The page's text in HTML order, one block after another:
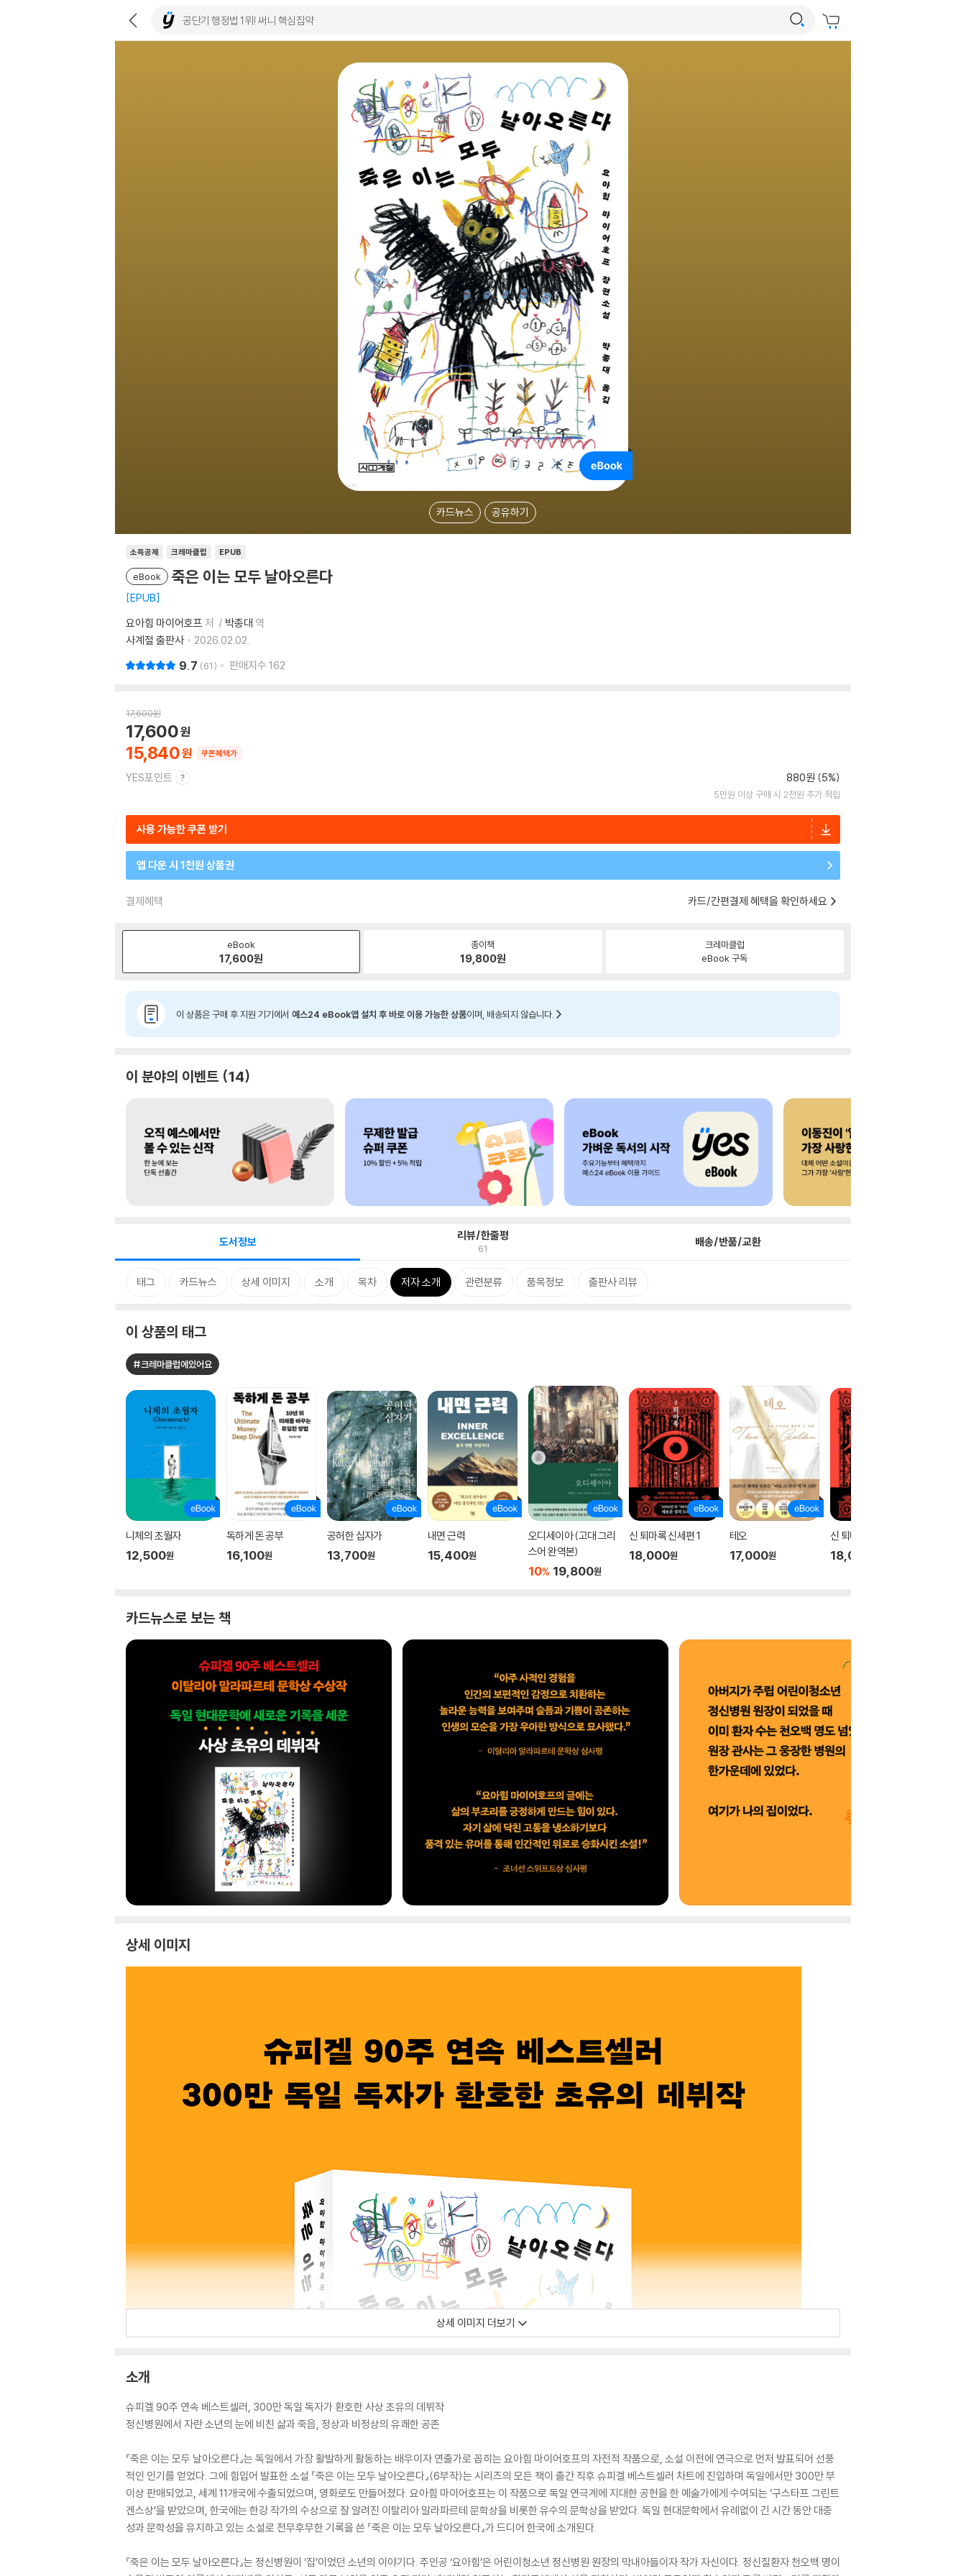
카드뉴스 공유하기
소득공제 크레마클럽 EPUB
eBook 죽은 이는 모두 날아오른다
EPUB
요아힘 마이어호프 저 박종대 역
사계절 출판사
2026.02.02.
9.7 61 판매지수 162
17,600원
15,840
17,600
쿠폰혜택가
YES포인트 880원 (5%)
5만원 이상 구매 시 2천원 추가 적립
사용 가능한 쿠폰 받기
앱 다운 시 1천원 상품권
결제혜택 카드/간편결제 혜택을 확인하세요
eBook
17,600원
종이책
19,800원
크레마클럽
eBook 구독
이 상품은 구매 후 지원 기기에서 예스24 eBook앱 설치 후 바로 이용 가능한 상품이며, 배송되지 않습니다.
이 분야의 이벤트 14
도서정보 리뷰/한줄평
61 배송/반품/교환
태그 카드뉴스 상세 이미지 소개 목차 저자 소개 관련분류 품목정보 출판사 리뷰
이 상품의 태그
#크레마클럽에있어요
니체의 초월자
12,500원
독하게 돈 공부
16,100원
공허한 십자가
13,700원
내면 근력
15,400원
오디세이아 (고대 그리
스어 완역본)
10% 19,800원
신 퇴마록 신세편 1
18,000원
테오
17,000원
신 퇴마록 신세편 3
18,000
카드뉴스로 보는 책
상세 이미지
상세 이미지 더보기
소개
슈피겔 90주 연속 베스트셀러, 300만 독일 독자가 환호한 사상 초유의 데뷔작
정신병원에서 자란 소년의 눈에 비친 삶과 죽음, 정상과 비정상의 유쾌한 공존
『죽은 이는 모두 날아오른다』는 독일에서 가장 활발하게 활동하는 배우이자 연출가로 꼽히는 요아힘 마이어호프의 자전적 작품으로, 소설 이전에 연극으로 먼저 발표되어 선풍
적인 인기를 얻었다. 그에 힘입어 발표한 소설 『죽은 이는 모두 날아오른다』(6부작)는 시리즈의 모든 책이 출간 직후 슈피겔 베스트셀러 차트에 진입하며 독일에서만 300만 부
이상 판매되었고, 세계 11개국에 수출되었으며, 영화로도 만들어졌다. 요아힘 마이어호프는 이 작품으로 독일 연극계에 지대한 공헌을 한 예술가에게 수여되는 ‘구스타프 그린트
겐스상’을 받았으며, 한국에는 한강 작가의 수상으로 잘 알려진 이탈리아 말라파르테 문학상을 비롯한 유수의 문학상을 받았다. 독일 현대문학에서 유례없이 긴 시간 동안 대중
성과 문학성을 유지하고 있는 소설로 전무후무한 기록을 쓴 『죽은 이는 모두 날아오른다』가 드디어 한국에 소개된다.
『죽은 이는 모두 날아오른다』는 정신병원이 ‘집’이었던 소년의 이야기다. 주인공 ‘요아힘’은 어린이청소년 정신병원 원장의 막내아들이자 작가 자신이다. 정신질환자 천오백 명이